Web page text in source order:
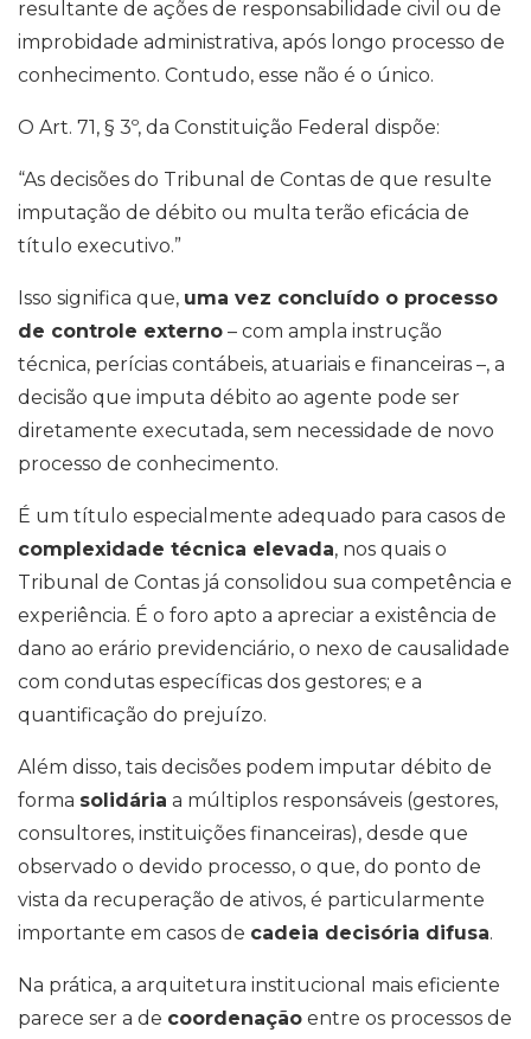
resultante de ações de responsabilidade civil ou de
improbidade administrativa, após longo processo de
conhecimento. Contudo, esse não é o único.
O Art. 71, § 3º, da Constituição Federal dispõe:
“As decisões do Tribunal de Contas de que resulte
imputação de débito ou multa terão eficácia de
título executivo.”
Isso significa que, uma vez concluído o processo
de controle externo – com ampla instrução
técnica, perícias contábeis, atuariais e financeiras –, a
decisão que imputa débito ao agente pode ser
diretamente executada, sem necessidade de novo
processo de conhecimento.
É um título especialmente adequado para casos de
complexidade técnica elevada, nos quais o
Tribunal de Contas já consolidou sua competência e
experiência. É o foro apto a apreciar a existência de
dano ao erário previdenciário, o nexo de causalidade
com condutas específicas dos gestores; e a
quantificação do prejuízo.
Além disso, tais decisões podem imputar débito de
forma solidária a múltiplos responsáveis (gestores,
consultores, instituições financeiras), desde que
observado o devido processo, o que, do ponto de
vista da recuperação de ativos, é particularmente
importante em casos de cadeia decisória difusa.
Na prática, a arquitetura institucional mais eficiente
parece ser a de coordenação entre os processos de